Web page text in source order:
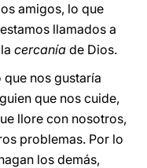
amigos, lo que
llamados a
cercanía de Dios.
que nos gustaría
que nos cuide,
llore con nosotros,
problemas. Por lo
los demás,